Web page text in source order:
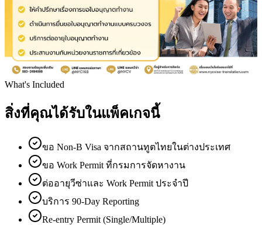
What's Included
สิ่งที่คุณได้รับในแพ็คเกจนี้
ขอ Non-B Visa จากสถานทูตไทยในต่างประเทศ
ขอ Work Permit ที่กรมการจัดหางาน
ต่ออายุวีซ่าและ Work Permit ประจำปี
บริการ 90-Day Reporting
Re-entry Permit (Single/Multiple)